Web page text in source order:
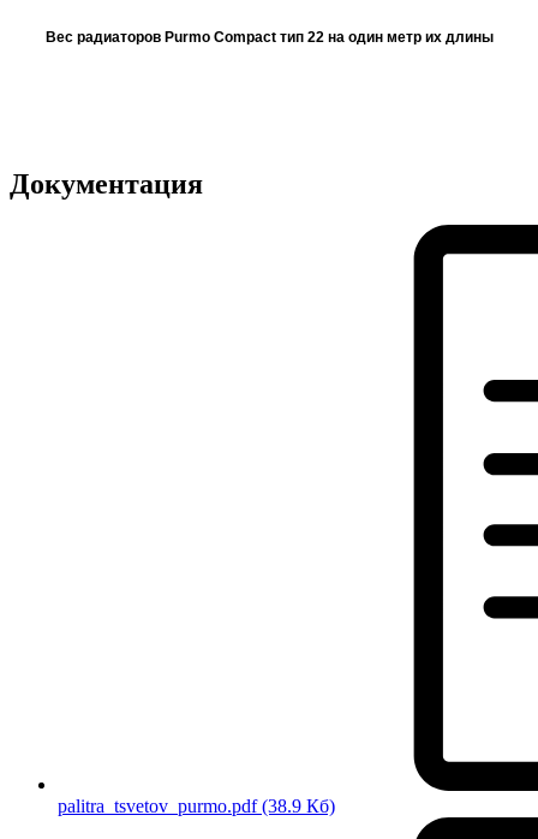
Вес радиаторов Purmo Compact тип 22 на один метр их длины
Документация
palitra_tsvetov_purmo.pdf(38.9 Кб)